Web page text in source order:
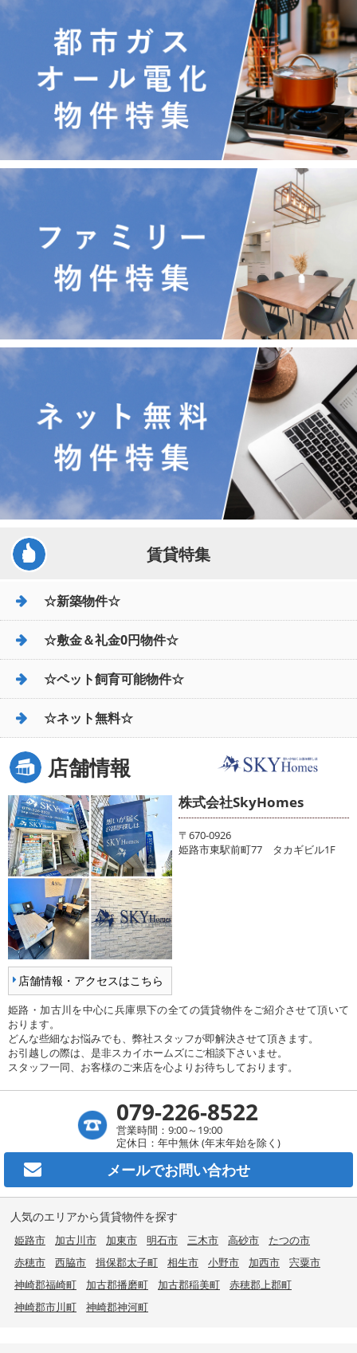
賃貸特集
☆新築物件☆
☆敷金＆礼金0円物件☆
☆ペット飼育可能物件☆
☆ネット無料☆
店舗情報
店舗情報・アクセスはこちら
株式会社SkyHomes
〒670-0926
姫路市東駅前町77 タカギビル1F
姫路・加古川を中心に兵庫県下の全ての賃貸物件をご紹介させて頂いて
おります。
どんな些細なお悩みでも、弊社スタッフが即解決させて頂きます。
お引越しの際は、是非スカイホームズにご相談下さいませ。
スタッフ一同、お客様のご来店を心よりお待ちしております。
079-226-8522
営業時間：9:00～19:00
定休日：年中無休 (年末年始を除く)
メールでお問い合わせ
人気のエリアから賃貸物件を探す
姫路市 加古川市 加東市 明石市 三木市 高砂市
たつの市
赤穂市
西脇市 揖保郡太子町 相生市 小野市 加西市
宍粟市
神崎郡福崎町
加古郡播磨町 加古郡稲美町
赤穂郡上郡町
神崎郡市川町
神崎郡神河町